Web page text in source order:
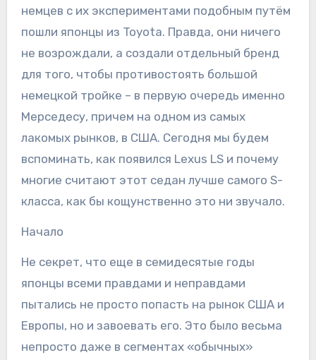
немцев с их экспериментами подобным путём
пошли японцы из Toyota. Правда, они ничего
не возрождали, а создали отдельный бренд
для того, чтобы противостоять большой
немецкой тройке – в первую очередь именно
Мерседесу, причем на одном из самых
лакомых рынков, в США. Сегодня мы будем
вспоминать, как появился Lexus LS и почему
многие считают этот седан лучше самого S-
класса, как бы кощунственно это ни звучало.
Начало
Не секрет, что еще в семидесятые годы
японцы всеми правдами и неправдами
пытались не просто попасть на рынок США и
Европы, но и завоевать его. Это было весьма
непросто даже в сегментах «обычных»